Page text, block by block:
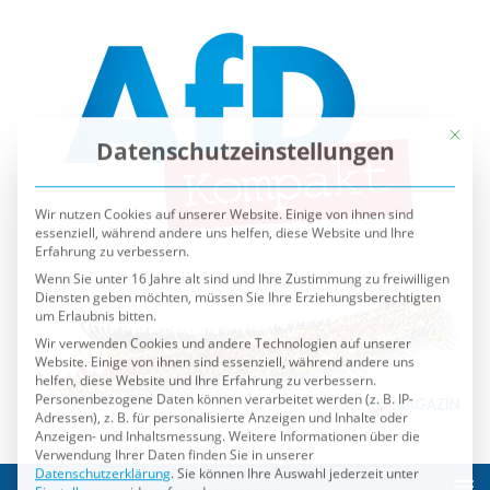
Datenschutzeinstellungen
Wir nutzen Cookies auf unserer Website. Einige von ihnen sind
Erfahrung zu verbessern.
um Erlaubnis bitten.
Wir verwenden Cookies und andere Technologien auf unserer
Website. Einige von ihnen sind essenziell, während andere uns
helfen, diese Website und Ihre Erfahrung zu verbessern.
Personenbezogene Daten können verarbeitet werden (z. B. IP-
Adressen), z. B. für personalisierte Anzeigen und Inhalte oder
Anzeigen- und Inhaltsmessung.
Weitere Informationen über die
Verwendung Ihrer Daten finden Sie in unserer
Datenschutzerklärung.Sie können Ihre Auswahl jederzeit unter
Einstellungen widerrufen oder anpassen.
Es folgt eine Liste der Service-Gruppen, für die eine
Essenziell
Externe Medien